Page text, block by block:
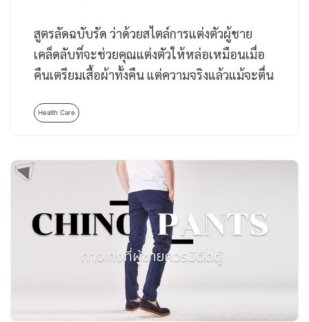
สูตรลัดฉบับรัด ว่าด้วยสไตล์การแต่งตัวผู้ชาย
เคล็ดลับที่จะช่วยคุณแต่งตัวให้หล่อเหมือนเมื่อ
คืนเตรียมเสื้อผ้าทั้งคืน แต่ความจริงแล้วแม้จะตื่น
Health Care